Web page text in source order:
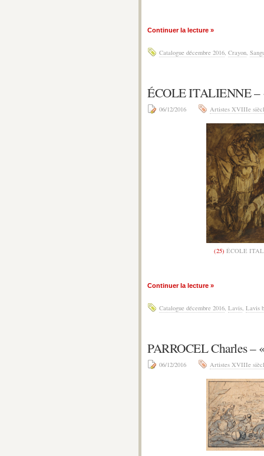
Continuer la lecture »
Catalogue décembre 2016, Crayon,
ÉCOLE ITALIENNE
06/12/2016 Artistes XVIIIe
(25) ÉCOLE
Continuer la lecture »
Catalogue décembre 2016, Lavis, Lavis
PARROCEL Charles
06/12/2016 Artistes XVIIIe